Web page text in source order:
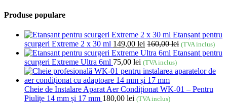
Produse populare
Etanșant pentru
scurgeri Extreme 2 x 30 ml 149,00 lei 160,00lei (TVA inclus)
Etansant pentru
scurgeri Extreme Ultra 6ml 75,00 lei (TVA inclus)
Cheie de Instalare Aparat Aer Condiționat WK-01 – Pentru
Piulițe 14 mm și 17 mm 180,00 lei (TVA inclus)